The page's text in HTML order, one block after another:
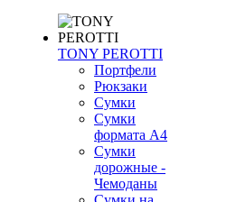
TONY PEROTTI
Портфели
Рюкзаки
Сумки
Сумки
формата А4
Сумки
дорожные -
Чемоданы